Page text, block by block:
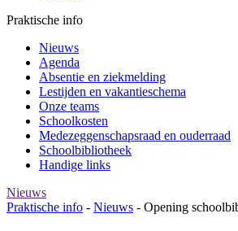
Praktische info
Nieuws
Agenda
Absentie en ziekmelding
Lestijden en vakantieschema
Onze teams
Schoolkosten
Medezeggenschapsraad en ouderraad
Schoolbibliotheek
Handige links
Nieuws
Praktische info - Nieuws - Opening